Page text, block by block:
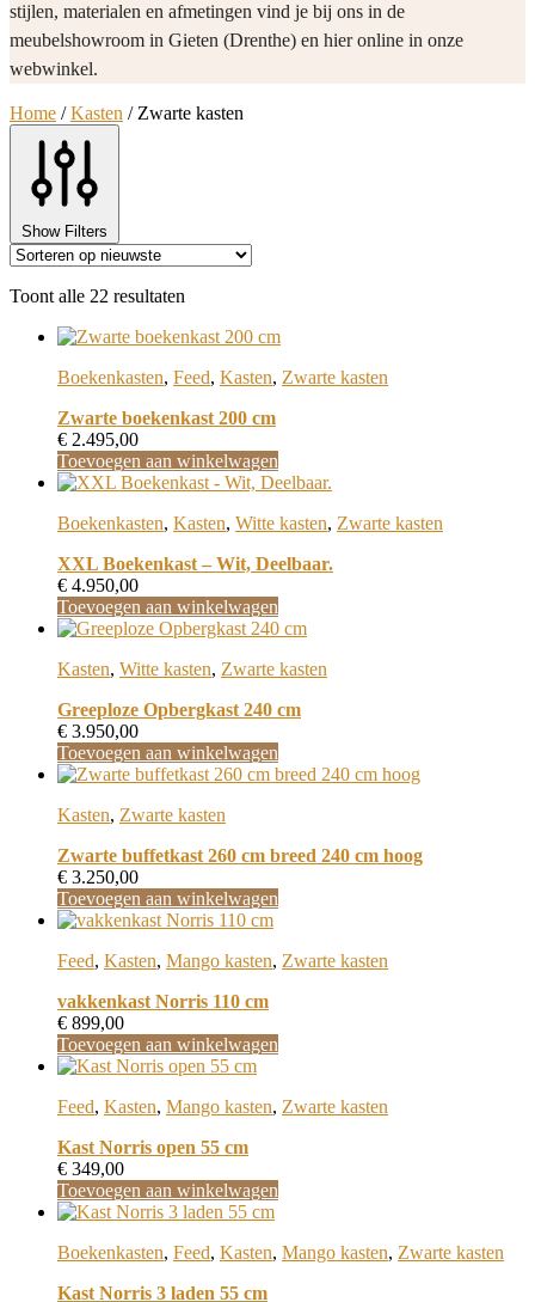
stijlen, materialen en afmetingen vind je bij ons in de
meubelshowroom in Gieten (Drenthe) en hier online in onze
webwinkel.
Home /Kasten / Zwarte kasten
Show Filters
Toont alle 22 resultaten
nieuwste
Boekenkasten, Feed, Kasten, Zwarte kasten
Zwarte boekenkast 200 cm
€ 2.495,00
Toevoegen aan winkelwagen
Boekenkasten, Kasten, Witte kasten, Zwarte kasten
XXL Boekenkast – Wit, Deelbaar.
€ 4.950,00
Toevoegen aan winkelwagen
Kasten, Witte kasten, Zwarte kasten
Greeploze Opbergkast 240 cm
€ 3.950,00
Toevoegen aan winkelwagen
Kasten, Zwarte kasten
Zwarte buffetkast 260 cm breed 240 cm hoog
€ 3.250,00
Toevoegen aan winkelwagen
Feed, Kasten, Mango kasten, Zwarte kasten
vakkenkast Norris 110 cm
€ 899,00
Toevoegen aan winkelwagen
Feed, Kasten, Mango kasten, Zwarte kasten
Kast Norris open 55 cm
€ 349,00
Toevoegen aan winkelwagen
Boekenkasten, Feed, Kasten, Mango kasten, Zwarte kasten
Kast Norris 3 laden 55 cm